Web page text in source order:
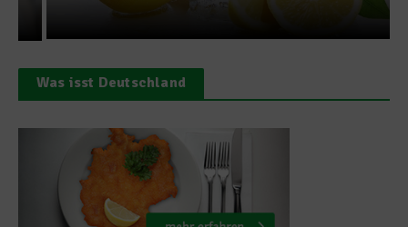
Was isst Deutschland